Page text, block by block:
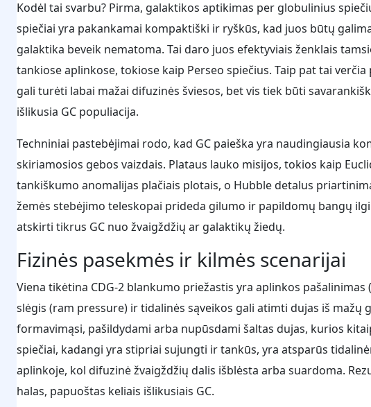
Kodėl tai svarbu? Pirma, galaktikos aptikimas per globulinius
spiečiai yra pakankamai kompaktiški ir ryškūs, kad juos būtų
galaktika beveik nematoma. Tai daro juos efektyviais ženklais
tankiose aplinkose, tokiose kaip Perseo spiečius. Taip pat tai
gali turėti labai mažai difuzinės šviesos, bet vis tiek būti
išlikusia GC populiacija.
Techniniai pastebėjimai rodo, kad GC paieška yra naudingiausia
skiriamosios gebos vaizdais. Plataus lauko misijos, tokios kaip
tankiškumo anomalijas plačiais plotais, o Hubble detalus
žemės stebėjimo teleskopai prideda gilumo ir papildomų bangų
atskirti tikrus GC nuo žvaigždžių ar galaktikų žiedų.
Fizinės pasekmės ir kilmės scenarijai
Viena tikėtina CDG-2 blankumo priežastis yra aplinkos
slėgis (ram pressure) ir tidalinės sąveikos gali atimti dujas iš
formavimąsi, pašildydami arba nupūsdami šaltas dujas, kurios
spiečiai, kadangi yra stipriai sujungti ir tankūs, yra atsparūs
aplinkoje, kol difuzinė žvaigždžių dalis išblėsta arba suardoma.
halas, papuoštas keliais išlikusiais GC.